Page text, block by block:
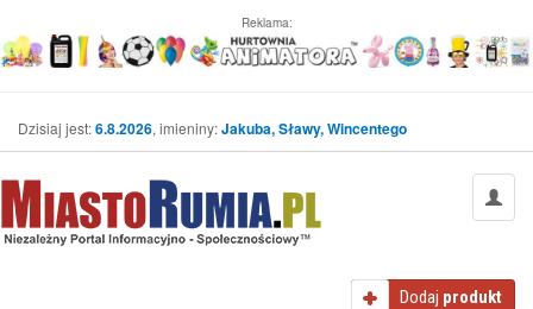
Reklama:
Dzisiaj jest:6.8.2026, imieniny:Jakuba, Sławy, Wincentego
Dodaj produkt